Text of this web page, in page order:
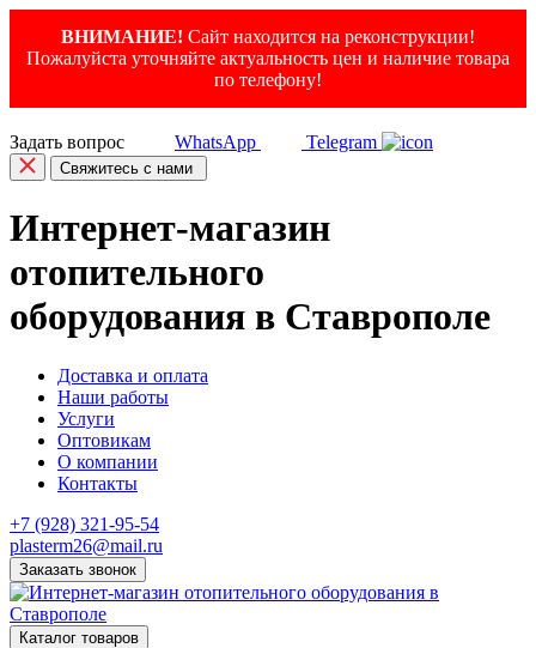
ВНИМАНИЕ! Сайт находится на реконструкции!
Пожалуйста уточняйте актуальность цен и наличие товара
по телефону!
Задать вопрос WhatsApp Telegram
Свяжитесь с нами
Интернет-магазин
отопительного
оборудования в Ставрополе
Доставка и оплата
Наши работы
Услуги
Оптовикам
О компании
Контакты
+7 (928) 321-95-54
plasterm26@mail.ru
Заказать звонок
Каталог товаров